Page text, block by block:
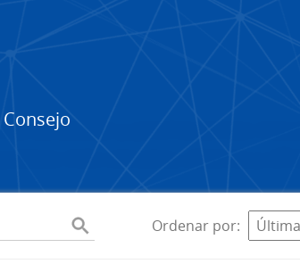
Ordenar por